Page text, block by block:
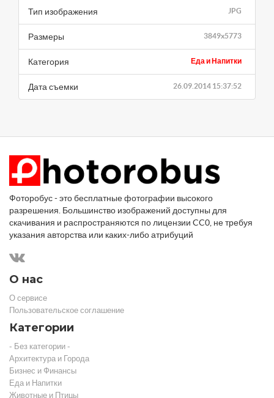
JPG
Тип изображения
3849x5773
Размеры
Еда и Напитки
Категория
26.09.2014 15:37:52
Дата съемки
Фоторобус - это бесплатные фотографии высокого
разрешения. Большинство изображений доступны для
скачивания и распространяются по лицензии CC0, не требуя
указания авторства или каких-либо атрибуций
О нас
О сервисе
Пользовательское соглашение
Категории
- Без категории -
Архитектура и Города
Бизнес и Финансы
Еда и Напитки
Животные и Птицы